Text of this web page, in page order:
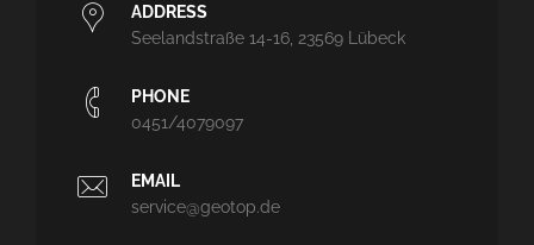
ADDRESS
Seelandstraße 14-16, 23569 Lübeck
PHONE
0451/4079097
EMAIL
service@geotop.de